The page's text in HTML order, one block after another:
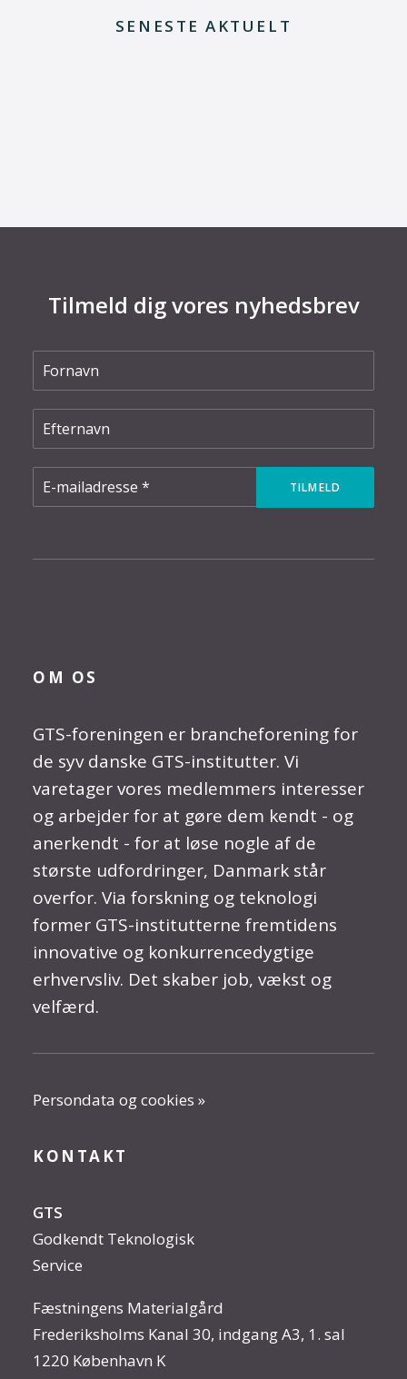
SENESTE AKTUELT
Tilmeld dig vores nyhedsbrev
OM OS
GTS-foreningen er brancheforening for
de syv danske GTS-institutter. Vi
varetager vores medlemmers interesser
og arbejder for at gøre dem kendt - og
anerkendt - for at løse nogle af de
største udfordringer, Danmark står
overfor. Via forskning og teknologi
former GTS-institutterne fremtidens
innovative og konkurrencedygtige
erhvervsliv. Det skaber job, vækst og
velfærd.
Persondata og cookies »
KONTAKT
GTS
Godkendt Teknologisk
Service
Fæstningens Materialgård
Frederiksholms Kanal 30, indgang A3, 1. sal
1220 København K